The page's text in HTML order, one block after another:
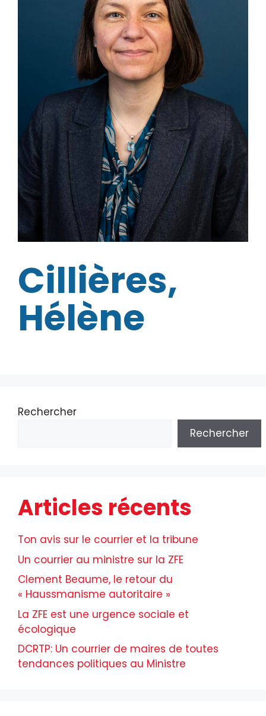
Cillières,
Hélène
Rechercher
Rechercher
Articles récents
Ton avis sur le courrier et la tribune
Un courrier au ministre sur la ZFE
Clement Beaume, le retour du
« Haussmanisme autoritaire »
La ZFE est une urgence sociale et
écologique
DCRTP: Un courrier de maires de toutes
tendances politiques au Ministre